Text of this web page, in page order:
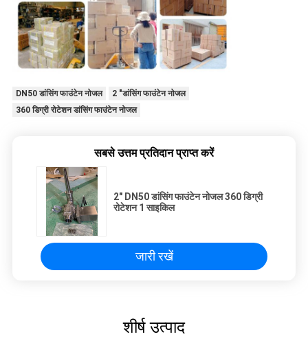
DN50 डांसिंग फाउंटेन नोजल
2 "डांसिंग फाउंटेन नोजल
360 डिग्री रोटेशन डांसिंग फाउंटेन नोजल
सबसे उत्तम प्रतिदान प्राप्त करें
2" DN50 डांसिंग फाउंटेन नोजल 360 डिग्री
रोटेशन 1 साइकिल
जारी रखें
शीर्ष उत्पाद